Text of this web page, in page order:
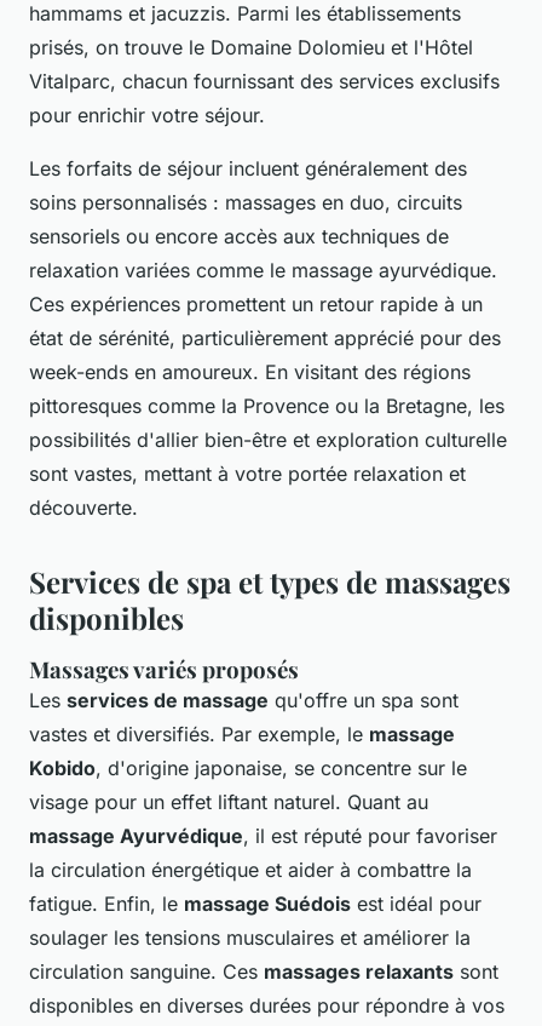
hammams et jacuzzis. Parmi les établissements
prisés, on trouve le Domaine Dolomieu et l'Hôtel
Vitalparc, chacun fournissant des services exclusifs
pour enrichir votre séjour.
Les forfaits de séjour incluent généralement des
soins personnalisés : massages en duo, circuits
sensoriels ou encore accès aux techniques de
relaxation variées comme le massage ayurvédique.
Ces expériences promettent un retour rapide à un
état de sérénité, particulièrement apprécié pour des
week-ends en amoureux. En visitant des régions
pittoresques comme la Provence ou la Bretagne, les
possibilités d'allier bien-être et exploration culturelle
sont vastes, mettant à votre portée relaxation et
découverte.
Services de spa et types de massages
disponibles
Massages variés proposés
Les services de massage qu'offre un spa sont
vastes et diversifiés. Par exemple, le massage
Kobido, d'origine japonaise, se concentre sur le
visage pour un effet liftant naturel. Quant au
massage Ayurvédique, il est réputé pour favoriser
la circulation énergétique et aider à combattre la
fatigue. Enfin, le massage Suédois est idéal pour
soulager les tensions musculaires et améliorer la
circulation sanguine. Ces massages relaxants sont
disponibles en diverses durées pour répondre à vos